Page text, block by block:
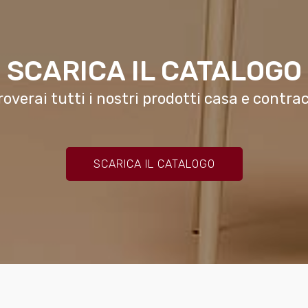
SCARICA IL CATALOGO
tutti i nostri prodotti casa e
SCARICA IL CATALOGO